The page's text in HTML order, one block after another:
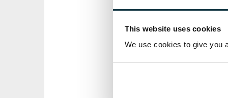
This website uses cookies
We use cookies to give you